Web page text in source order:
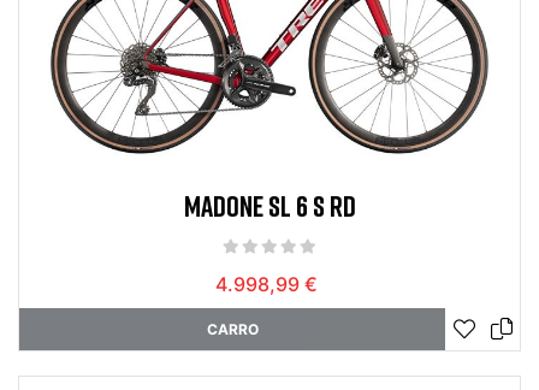
MADONE SL 6 S RD
4.998,99 €
CARRO